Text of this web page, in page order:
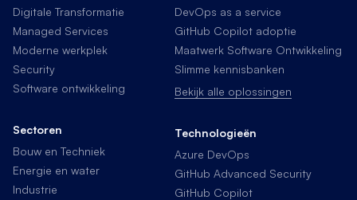
Digitale Transformatie
Managed Services
Moderne werkplek
Security
Software ontwikkeling
Sectoren
Bouw en Techniek
Energie en water
Industrie
DevOps as a service
GitHub Copilot adoptie
Maatwerk Software Ontwikkeling
Slimme kennisbanken
Bekijk alle oplossingen
Technologieën
Azure DevOps
GitHub Advanced Security
GitHub Copilot